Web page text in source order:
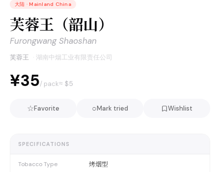
大陆 · Mainland China
芙蓉王（韶山）
Furongwang Shaoshan
芙蓉王 · 湖南中烟工业有限责任公司
¥35/ pack≈ $5
☆Favorite ○Mark tried Wishlist
SPECIFICATIONS
Tobacco Type 烤烟型